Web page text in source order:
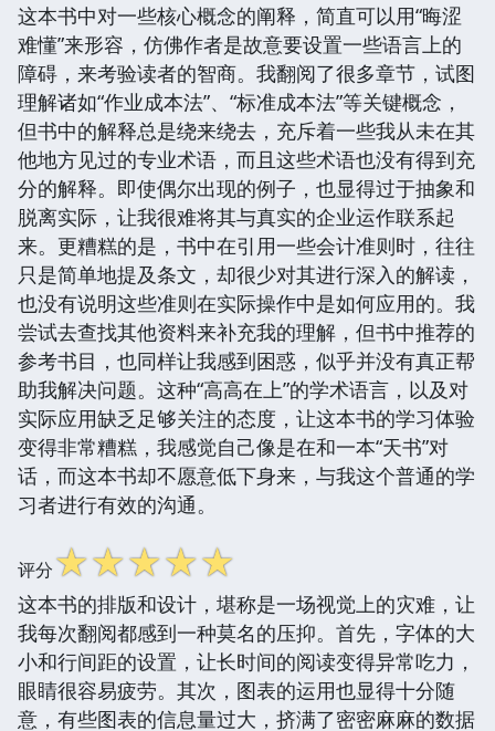
这本书中对一些核心概念的阐释，简直可以用“晦涩
难懂”来形容，仿佛作者是故意要设置一些语言上的
障碍，来考验读者的智商。我翻阅了很多章节，试图
理解诸如“作业成本法”、“标准成本法”等关键概念，
但书中的解释总是绕来绕去，充斥着一些我从未在其
他地方见过的专业术语，而且这些术语也没有得到充
分的解释。即使偶尔出现的例子，也显得过于抽象和
脱离实际，让我很难将其与真实的企业运作联系起
来。更糟糕的是，书中在引用一些会计准则时，往往
只是简单地提及条文，却很少对其进行深入的解读，
也没有说明这些准则在实际操作中是如何应用的。我
尝试去查找其他资料来补充我的理解，但书中推荐的
参考书目，也同样让我感到困惑，似乎并没有真正帮
助我解决问题。这种“高高在上”的学术语言，以及对
实际应用缺乏足够关注的态度，让这本书的学习体验
变得非常糟糕，我感觉自己像是在和一本“天书”对
话，而这本书却不愿意低下身来，与我这个普通的学
习者进行有效的沟通。
评分☆☆☆☆☆
这本书的排版和设计，堪称是一场视觉上的灾难，让
我每次翻阅都感到一种莫名的压抑。首先，字体的大
小和行间距的设置，让长时间的阅读变得异常吃力，
眼睛很容易疲劳。其次，图表的运用也显得十分随
意，有些图表的信息量过大，挤满了密密麻麻的数据